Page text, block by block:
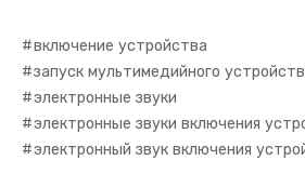
включение устройства
запуск мультимедийного
электронные звуки
электронные звуки включения
электронный звук включения